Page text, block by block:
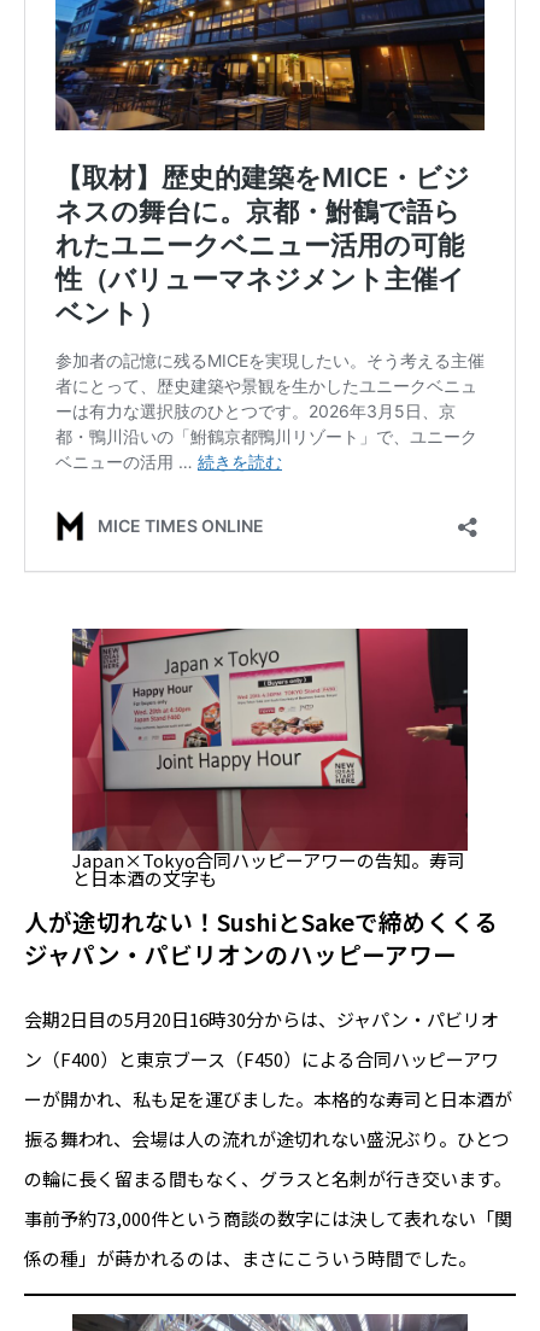
Japan×Tokyo合同ハッピーアワーの告知。寿司
と日本酒の文字も
人が途切れない！SushiとSakeで締めくくる
ジャパン・パビリオンのハッピーアワー
会期2日目の5月20日16時30分からは、ジャパン・パビリオ
ン（F400）と東京ブース（F450）による合同ハッピーアワ
ーが開かれ、私も足を運びました。本格的な寿司と日本酒が
振る舞われ、会場は人の流れが途切れない盛況ぶり。ひとつ
の輪に長く留まる間もなく、グラスと名刺が行き交います。
事前予約73,000件という商談の数字には決して表れない「関
係の種」が蒔かれるのは、まさにこういう時間でした。